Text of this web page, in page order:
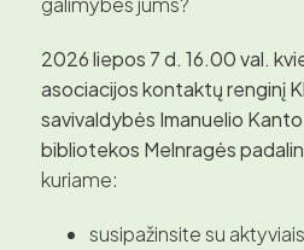
2026 liepos 7 d. 16.00 val.
asociacijos kontaktų renginį
savivaldybės Imanuelio
bibliotekos Melnragės
kuriame:
susipažinsite su